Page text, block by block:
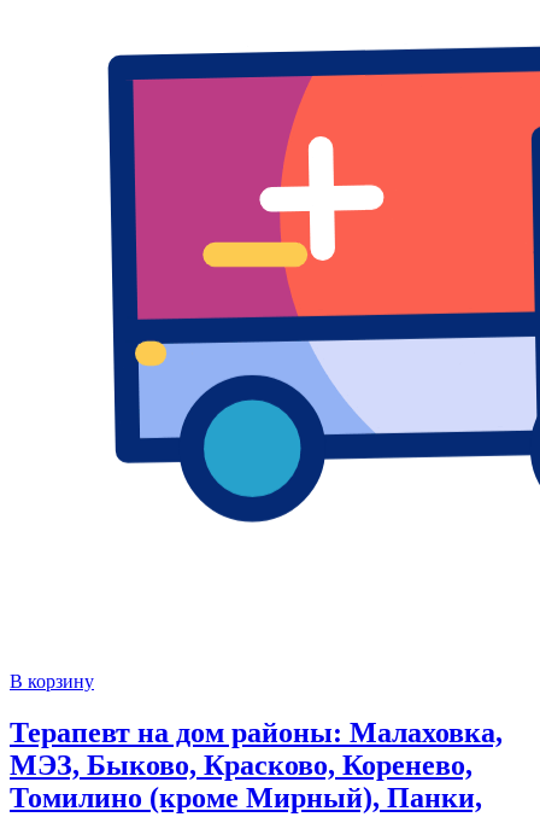
В корзину
Терапевт на дом районы: Малаховка,
МЭЗ, Быково, Красково, Коренево,
Томилино (кроме Мирный), Панки,